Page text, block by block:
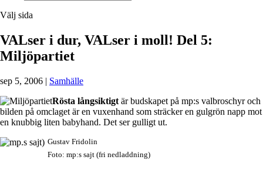
Välj sida
VALser i dur, VALser i moll! Del 5:
Miljöpartiet
sep 5, 2006 | Samhälle
Rösta långsiktigt är budskapet på mp:s valbroschyr och
bilden på omclaget är en vuxenhand som sträcker en gulgrön napp mot
en knubbig liten babyhand. Det ser gulligt ut.
Gustav Fridolin
Foto: mp:s sajt (fri nedladdning)